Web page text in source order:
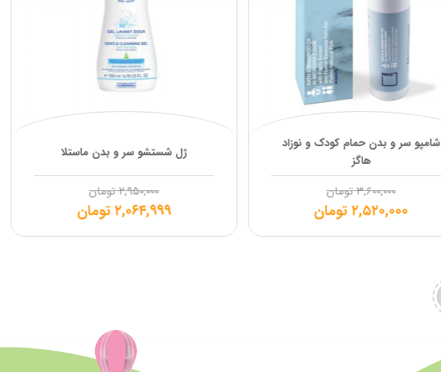
شامپو سر و بدن حمام کودک و نوزاد
هاگز
۳,۶۰۰,۰۰۰ تومان
۲,۵۲۰,۰۰۰تومان
ژل شستشو سر و بدن ماستلا
۲,۹۵۰,۰۰۰ تومان
۲,۰۶۴,۹۹۹تومان